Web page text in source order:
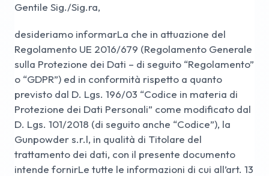
Gentile Sig./Sig.ra,
desideriamo informarLa che in attuazione del
Regolamento UE 2016/679 (Regolamento Generale
sulla Protezione dei Dati – di seguito “Regolamento”
o “GDPR”) ed in conformità rispetto a quanto
previsto dal D. Lgs. 196/03 “Codice in materia di
Protezione dei Dati Personali” come modificato dal
D. Lgs. 101/2018 (di seguito anche “Codice”), la
Gunpowder s.r.l, in qualità di Titolare del
trattamento dei dati, con il presente documento
intende fornirLe tutte le informazioni di cui all’art. 13